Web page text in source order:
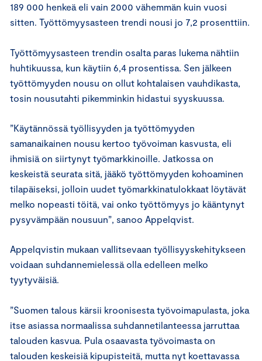
189 000 henkeä eli vain 2000 vähemmän kuin vuosi
sitten. Työttömyysasteen trendi nousi jo 7,2 prosenttiin.
Työttömyysasteen trendin osalta paras lukema nähtiin
huhtikuussa, kun käytiin 6,4 prosentissa. Sen jälkeen
työttömyyden nousu on ollut kohtalaisen vauhdikasta,
tosin nousutahti pikemminkin hidastui syyskuussa.
”Käytännössä työllisyyden ja työttömyyden
samanaikainen nousu kertoo työvoiman kasvusta, eli
ihmisiä on siirtynyt työmarkkinoille. Jatkossa on
keskeistä seurata sitä, jääkö työttömyyden kohoaminen
tilapäiseksi, jolloin uudet työmarkkinatulokkaat löytävät
melko nopeasti töitä, vai onko työttömyys jo kääntynyt
pysyvämpään nousuun”, sanoo Appelqvist.
Appelqvistin mukaan vallitsevaan työllisyyskehitykseen
voidaan suhdannemielessä olla edelleen melko
tyytyväisiä.
”Suomen talous kärsii kroonisesta työvoimapulasta, joka
itse asiassa normaalissa suhdannetilanteessa jarruttaa
talouden kasvua. Pula osaavasta työvoimasta on
talouden keskeisiä kipupisteitä, mutta nyt koettavassa